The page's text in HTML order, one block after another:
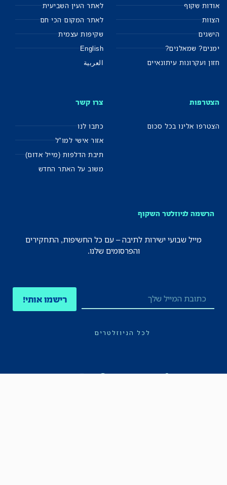
אודות שקוף
הצוות
הישגים
ימנים? שמאלנים?
חזון ועקרונות עיתונאיים
לאתר העין השביעית
לאתר המקום הכי חם
שקיפות עצמית
English
العربية
הצטרפות
הצטרפו אלינו בכל סכום
צרו קשר
כתבו לנו
אזור אישי למו"ל
תיבת הדלפות (מייל אדום)
משוב על האתר החדש
הרשמה לניוזלטר השקוף
מייל שבועי ישירות לתיבה – עם כל החשיפות, התחקירים
והפרסומים שלנו.
רישמו אותי!
לכל הניוזלטרים